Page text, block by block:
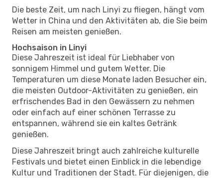
Die beste Zeit, um nach Linyi zu fliegen, hängt vom
Wetter in China und den Aktivitäten ab, die Sie beim
Reisen am meisten genießen.
Hochsaison in Linyi
Diese Jahreszeit ist ideal für Liebhaber von
sonnigem Himmel und gutem Wetter. Die
Temperaturen um diese Monate laden Besucher ein,
die meisten Outdoor-Aktivitäten zu genießen, ein
erfrischendes Bad in den Gewässern zu nehmen
oder einfach auf einer schönen Terrasse zu
entspannen, während sie ein kaltes Getränk
genießen.
Diese Jahreszeit bringt auch zahlreiche kulturelle
Festivals und bietet einen Einblick in die lebendige
Kultur und Traditionen der Stadt. Für diejenigen, die